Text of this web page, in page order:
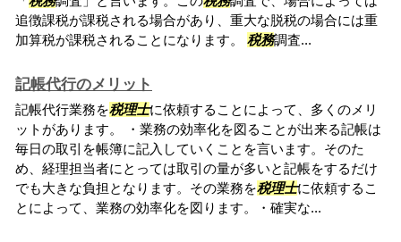
追徴課税が課税される場合があり、重大な脱税の場合には重
加算税が課税されることになります。 税務調査...
記帳代行のメリット
記帳代行業務を税理士に依頼することによって、多くのメリ
ットがあります。 ・業務の効率化を図ることが出来る記帳は
毎日の取引を帳簿に記入していくことを言います。そのた
め、経理担当者にとっては取引の量が多いと記帳をするだけ
でも大きな負担となります。その業務を税理士に依頼するこ
とによって、業務の効率化を図ります。・確実な...